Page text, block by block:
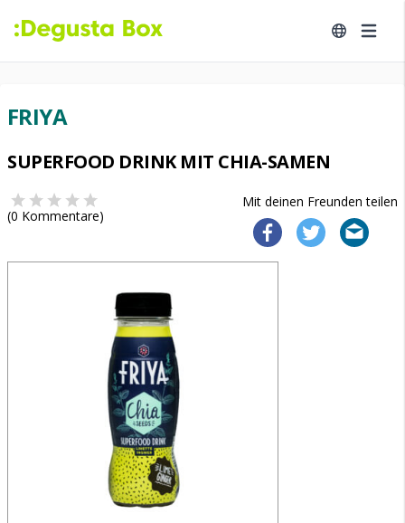
FRIYA
SUPERFOOD DRINK MIT CHIA-SAMEN
Mit deinen Freunden teilen
(0 Kommentare)